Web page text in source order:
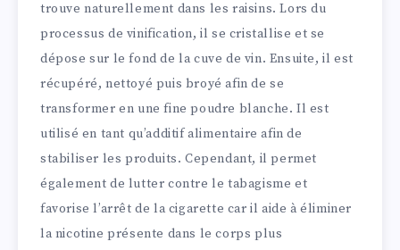
trouve naturellement dans les raisins. Lors du
processus de vinification, il se cristallise et se
dépose sur le fond de la cuve de vin. Ensuite, il est
récupéré, nettoyé puis broyé afin de se
transformer en une fine poudre blanche. Il est
utilisé en tant qu’additif alimentaire afin de
stabiliser les produits. Cependant, il permet
également de lutter contre le tabagisme et
favorise l’arrêt de la cigarette car il aide à éliminer
la nicotine présente dans le corps plus